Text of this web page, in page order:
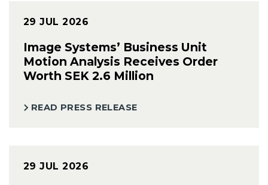
29 JUL 2026
Image Systems’ Business Unit
Motion Analysis Receives Order
Worth SEK 2.6 Million
READ PRESS RELEASE
29 JUL 2026